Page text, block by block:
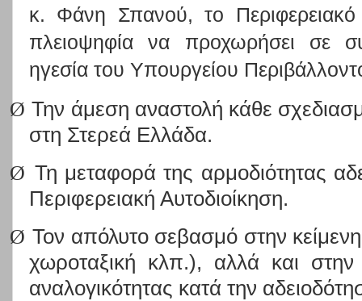
κ. Φάνη Σπανού, το
πλειοψηφία να προχωρήσει σε
ηγεσία του Υπουργείου
Ø Την άμεση αναστολή κάθε
στη Στερεά Ελλάδα.
Ø Τη μεταφορά της αρμοδιότητας
Περιφερειακή Αυτοδιοίκηση.
Ø Τον απόλυτο σεβασμό στην
χωροταξική κλπ.), αλλά και
αναλογικότητας κατά την